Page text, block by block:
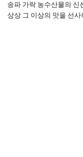
송파 가락 농수산물의 신
상상 그 이상의 맛을 선